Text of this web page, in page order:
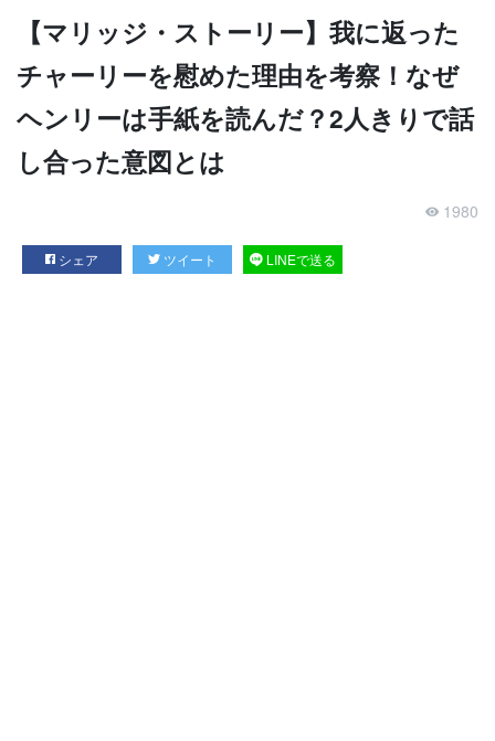
【マリッジ・ストーリー】我に返った
チャーリーを慰めた理由を考察！なぜ
ヘンリーは手紙を読んだ？2人きりで話
し合った意図とは
1980
シェア ツイート LINEで送る